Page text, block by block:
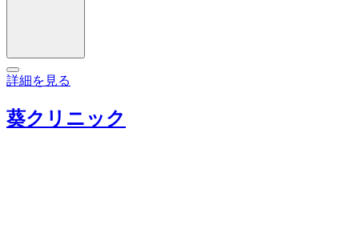
詳細を見る
葵クリニック